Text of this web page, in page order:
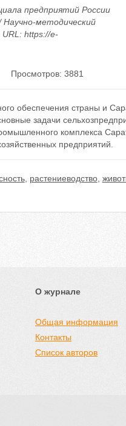
предприятий России
Научно-методический
https://e-
Просмотров: 3881
обеспечения страны и
задачи
комплекса
предприятий.
, растениеводство,
О журнале
Общая информация
Контакты
Список авторов